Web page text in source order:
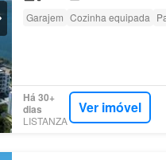
Garajem Cozinha equipada
Há 30+
dias
LISTANZA
Ver imóvel